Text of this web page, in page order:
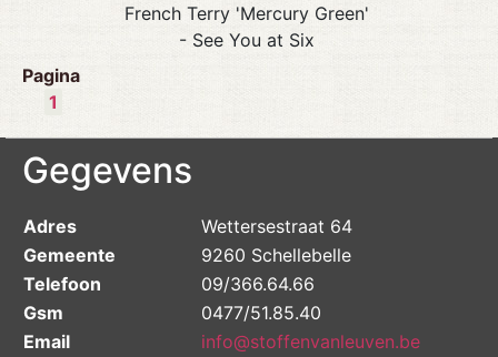
French Terry 'Mercury Green'
- See You at Six
Pagina
1
Gegevens
Adres
Wettersestraat 64
Gemeente
9260 Schellebelle
Telefoon
09/366.64.66
Gsm
0477/51.85.40
Email
info@stoffenvanleuven.be